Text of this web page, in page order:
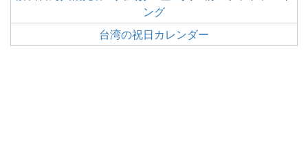
ング
台湾の祝日カレンダー